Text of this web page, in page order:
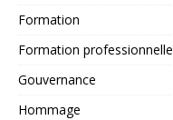
Formation
Formation professionnelle
Gouvernance
Hommage